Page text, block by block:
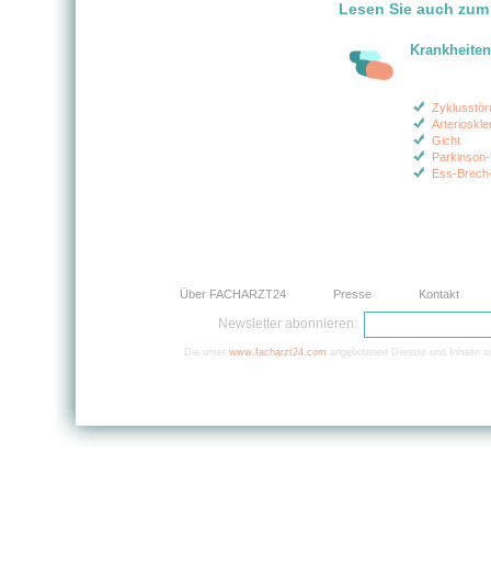
Lesen Sie auch
Krankheiten
Gicht
Ess-
Über FACHARZT24 Presse Kontakt
Newsletter abonnieren:
Die unter www.facharzt24.com angebotenen Dienste und Inhalte